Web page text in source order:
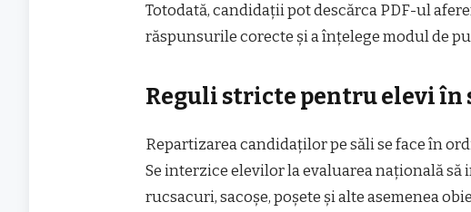
Totodată, candidații pot descărca PDF-ul
răspunsurile corecte și a înțelege modul de
Reguli stricte pentru elevi în
Repartizarea candidaților pe săli se face în
Se interzice elevilor la evaluarea națională
rucsacuri, sacoșe, poșete și alte asemenea